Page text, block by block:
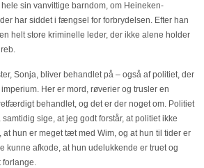
sin vanvittige barndom, om Heineken-
har siddet i fængsel for forbrydelsen. Efter han
helt store kriminelle leder, der ikke alene holder
Sonja, bliver behandlet på – også af politiet, der
Her er mord, røverier og trusler en
behandlet, og det er der noget om. Politiet
sige, at jeg godt forstår, at politiet ikke
hun er meget tæt med Wim, og at hun til tider er
kunne afkode, at hun udelukkende er truet og
forlange.